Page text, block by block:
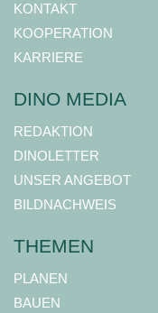
KONTAKT
KOOPERATION
KARRIERE
DINO MEDIA
REDAKTION
DINOLETTER
UNSER ANGEBOT
BILDNACHWEIS
THEMEN
PLANEN
BAUEN